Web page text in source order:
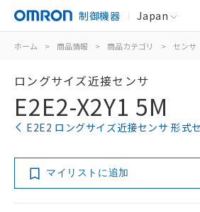
制御機器 Japan
ホーム > 商品情報 > 商品カテゴリ > センサ
ロングサイズ近接センサ
E2E2-X2Y1 5M
E2E2 ロングサイズ近接センサ 形式
マイリストに追加